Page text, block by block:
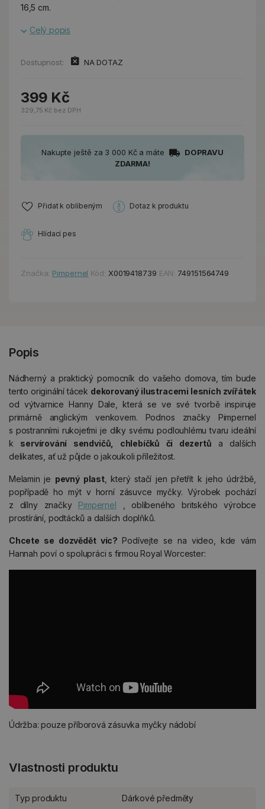
16,5 cm.
Celý popis
Dostupnost: NA DOTAZ
399 Kč
329,75 Kč bez DPH
Nakupte ještě za 3 000 Kč a máte
DOPRAVU
ZDARMA!
Přidat k oblíbeným Dotaz k produktu
Hlídací pes
Značka: Pimpernel Kód: X0019418739 EAN: 749151564749
Popis
Nádherný a praktický pomocník do vašeho domova, tím bude
tento originální tácek dekorovaný ilustracemi lesních zvířátek
od výtvarnice Hanny Dale, která se ve své tvorbě inspiruje
primárně anglickým venkovem. Podnos značky Pimpernel
s postranními rukojeťmi je díky svému podlouhlému tvaru ideální
k servírování sendvičů, chlebíčků či dezertů a dalších
delikates, ať už půjde o jakoukoli příležitost.
Melamin je pevný plast, který stačí jen přetřít k jeho údržbě,
popřípadě ho mýt v horní zásuvce myčky. Výrobek pochází
z dílny značky Pimpernel , oblíbeného britského výrobce
prostírání, podtácků a dalších doplňků.
Chcete se dozvědět víc?Podívejte se na video, kde vám
Hannah poví o spolupráci s firmou Royal Worcester:
Údržba: pouze příborová zásuvka myčky nádobí
Vlastnosti produktu
Typ produktu Dárkové předměty